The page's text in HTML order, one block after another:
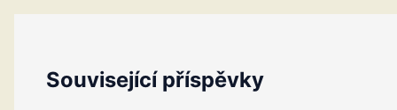
Související příspěvky